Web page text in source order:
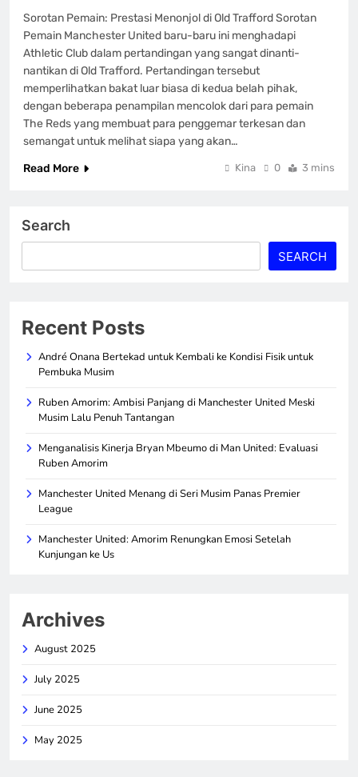
Sorotan Pemain: Prestasi Menonjol di Old Trafford Sorotan
Pemain Manchester United baru-baru ini menghadapi
Athletic Club dalam pertandingan yang sangat dinanti-
nantikan di Old Trafford. Pertandingan tersebut
memperlihatkan bakat luar biasa di kedua belah pihak,
dengan beberapa penampilan mencolok dari para pemain
The Reds yang membuat para penggemar terkesan dan
semangat untuk melihat siapa yang akan…
Read More
Kina 0 3 mins
Search
SEARCH
Recent Posts
André Onana Bertekad untuk Kembali ke Kondisi Fisik untuk
Pembuka Musim
Ruben Amorim: Ambisi Panjang di Manchester United Meski
Musim Lalu Penuh Tantangan
Menganalisis Kinerja Bryan Mbeumo di Man United: Evaluasi
Ruben Amorim
Manchester United Menang di Seri Musim Panas Premier
League
Manchester United: Amorim Renungkan Emosi Setelah
Kunjungan ke Us
Archives
August 2025
July 2025
June 2025
May 2025